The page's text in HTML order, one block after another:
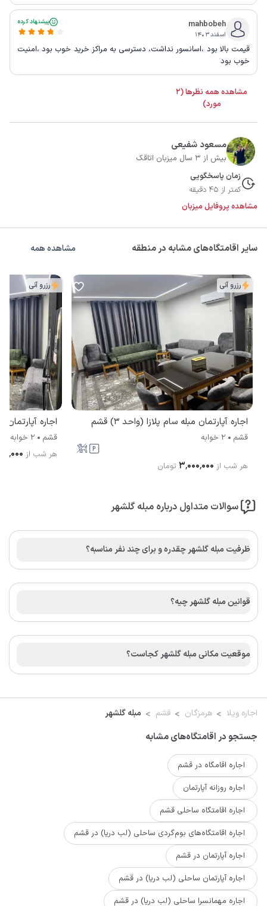
mahbobeh
اسفند ۱۴۰۳
پیشنهاد کرده
قیمت بالا بود ،اسانسور نداشت، دسترسی به مراکز خرید خوب بود ،امنیت
خوب بود
مشاهده همه نظرها (2
مورد)
مسعود شفیعی
بیش از 3 سال میزبان اتاقک
زمان پاسخگویی
کمتر از 45 دقیقه
مشاهده پروفایل میزبان
سایر اقامتگاه‌های مشابه در منطقه مشاهده همه
رزرو آنی
اجاره آپارتمان مبله سام پلازا (واحد 3) قشم
قشم 2 خوابه
هر شب از ۳٬۰۰۰٬۰۰۰ تومان
رزرو آنی
اجاره آپارتمان
قشم
2 خوابه
هر شب از
سوالات متداول درباره مبله گلشهر
ظرفیت مبله گلشهر چقدره و برای چند نفر مناسبه؟
قوانین مبله گلشهر چیه؟
موقعیت مکانی مبله گلشهر کجاست؟
اجاره ویلا هرمزگان قشم مبله گلشهر
جستجو در اقامتگاه‌های مشابه
اجاره اقامگاه در قشم
اجاره روزانه آپارتمان
اجاره اقامتگاه ساحلی قشم
اجاره اقامتگاه‌های بوم‌گردی ساحلی (لب دریا) در قشم
اجاره آپارتمان در قشم
اجاره آپارتمان ساحلی (لب دریا) در قشم
اجاره مهمانسرا ساحلی (لب دریا) در قشم